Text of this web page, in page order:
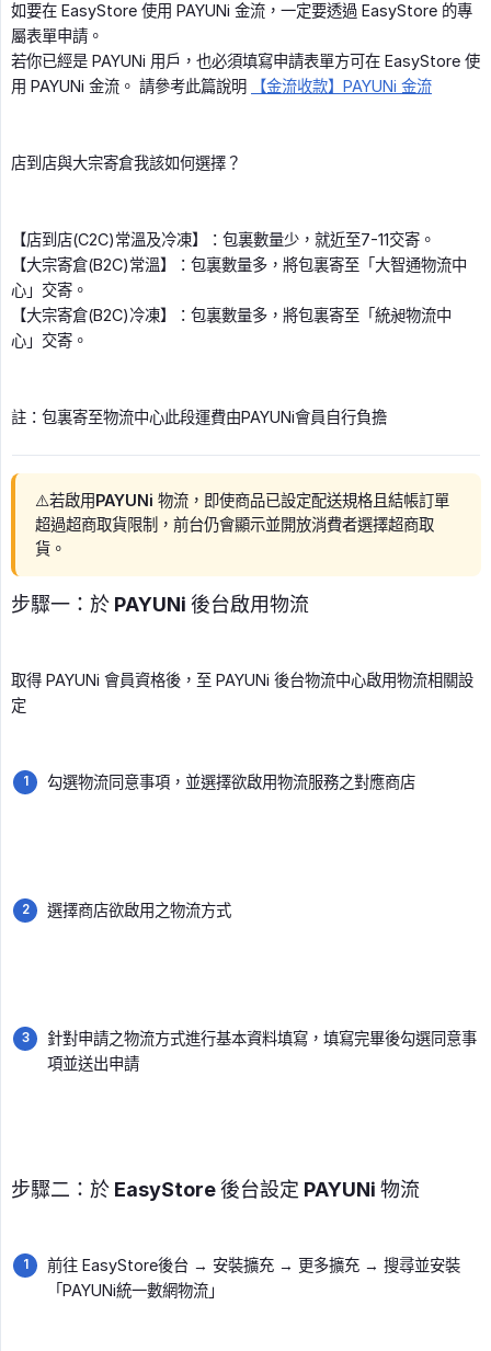
如要在 EasyStore 使用 PAYUNi 金流，一定要透過 EasyStore 的專
屬表單申請。
若你已經是 PAYUNi 用戶，也必須填寫申請表單方可在 EasyStore 使
用 PAYUNi 金流。 請參考此篇說明
【金流收款】PAYUNi 金流
店到店與大宗寄倉我該如何選擇？
【店到店(C2C)常溫及冷凍】：包裏數量少，就近至7-11交寄。
【大宗寄倉(B2C)常溫】：包裏數量多，將包裏寄至「大智通物流中
心」交寄。
【大宗寄倉(B2C)冷凍】：包裏數量多，將包裏寄至「統昶物流中
心」交寄。
註：包裏寄至物流中心此段運費由PAYUNi會員自行負擔
⚠️若啟用PAYUNi 物流，即使商品已設定配送規格且結帳訂單
超過超商取貨限制，前台仍會顯示並開放消費者選擇超商取
貨。
步驟一：於 PAYUNi 後台啟用物流
取得 PAYUNi 會員資格後，至 PAYUNi 後台物流中心啟用物流相關設
定
勾選物流同意事項，並選擇欲啟用物流服務之對應商店
選擇商店欲啟用之物流方式
針對申請之物流方式進行基本資料填寫，填寫完畢後勾選同意事
項並送出申請
步驟二：於 EasyStore 後台設定 PAYUNi 物流
前往 EasyStore後台 → 安裝擴充 → 更多擴充 → 搜尋並安裝
「PAYUNi統一數網物流」